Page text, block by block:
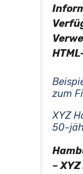
zum
XYZ
50-
–